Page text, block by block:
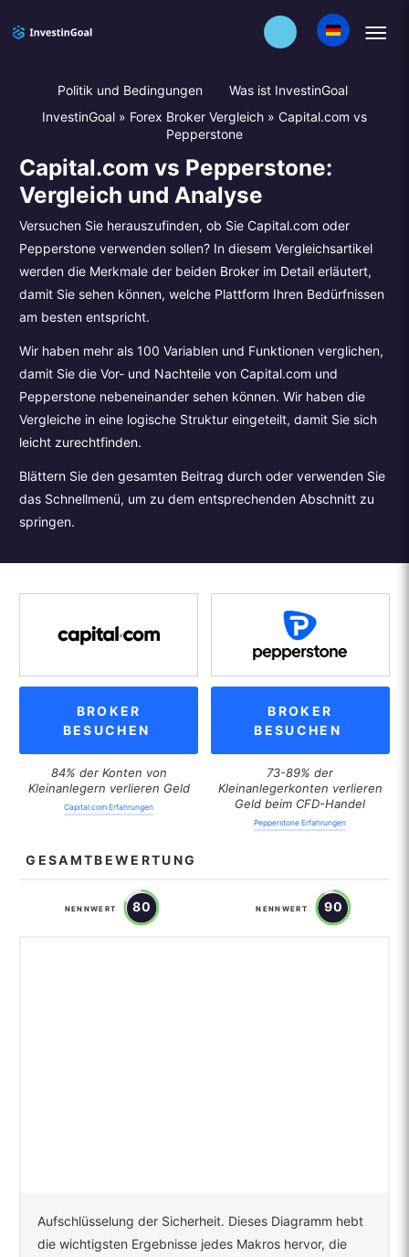
Politik und Bedingungen
Was ist InvestinGoal
InvestinGoal » Forex Broker Vergleich » Capital.com vs
Pepperstone
Capital.com vs Pepperstone:
Vergleich und Analyse
Versuchen Sie herauszufinden, ob Sie Capital.com oder
Pepperstone verwenden sollen? In diesem Vergleichsartikel
werden die Merkmale der beiden Broker im Detail erläutert,
damit Sie sehen können, welche Plattform Ihren Bedürfnissen
am besten entspricht.
Wir haben mehr als 100 Variablen und Funktionen verglichen,
damit Sie die Vor- und Nachteile von Capital.com und
Pepperstone nebeneinander sehen können. Wir haben die
Vergleiche in eine logische Struktur eingeteilt, damit Sie sich
leicht zurechtfinden.
Blättern Sie den gesamten Beitrag durch oder verwenden Sie
das Schnellmenü, um zu dem entsprechenden Abschnitt zu
springen.
BROKER
BESUCHEN
84% der Konten von
Kleinanlegern verlieren Geld
Capital.com Erfahrungen
BROKER
BESUCHEN
73-89% der
Kleinanlegerkonten verlieren
Geld beim CFD-Handel
Pepperstone Erfahrungen
GESAMTBEWERTUNG
NENNWERT 80 NENNWERT 90
Aufschlüsselung der Sicherheit. Dieses Diagramm hebt
die wichtigsten Ergebnisse jedes Makros hervor, die